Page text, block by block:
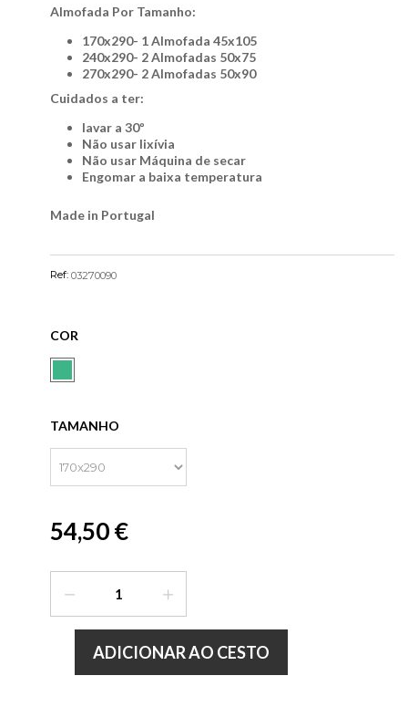
Almofada Por Tamanho:
170x290- 1 Almofada 45x105
240x290- 2 Almofadas 50x75
270x290- 2 Almofadas 50x90
Cuidados a ter:
lavar a 30º
Não usar lixívia
Não usar Máquina de secar
Engomar a baixa temperatura
Made in Portugal
Ref: 03270090
COR
TAMANHO
54,50 €
ADICIONAR AO CESTO